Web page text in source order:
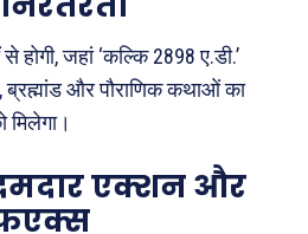
होगी, जहां ‘कल्कि 2898 ए.डी.’
और पौराणिक कथाओं का
एक्शन और